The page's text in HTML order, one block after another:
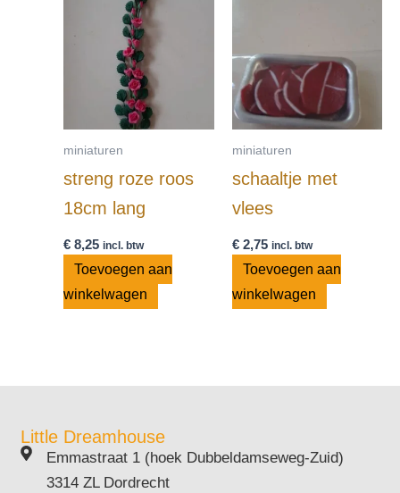
miniaturen
streng roze roos
18cm lang
€ 8,25 incl. btw
Toevoegen aan
winkelwagen
miniaturen
schaaltje met
vlees
€2,75 incl. btw
Toevoegen aan
winkelwagen
Little Dreamhouse
Emmastraat 1 (hoek Dubbeldamseweg-Zuid)
3314 ZL Dordrecht